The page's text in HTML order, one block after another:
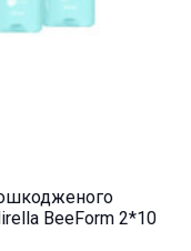
BeeForm 2*10